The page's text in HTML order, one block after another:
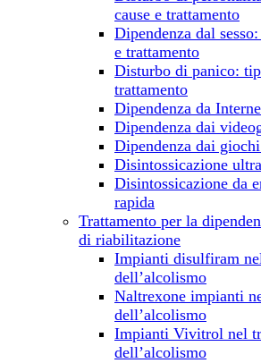
cause e trattamento
Dipendenza dal
e trattamento
Disturbo di panico:
trattamento
Dipendenza da
Dipendenza dai
Dipendenza dai
Disintossicazione
Disintossicazione da
rapida
Trattamento per la
di riabilitazione
Impianti disulfiram
dell’alcolismo
Naltrexone impianti
dell’alcolismo
Impianti Vivitrol nel
dell’alcolismo